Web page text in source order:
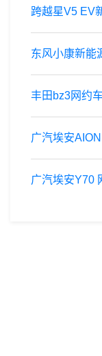
跨越星V5 EV
东风小康新能
丰田bz3网约
广汽埃安
广汽埃安Y70